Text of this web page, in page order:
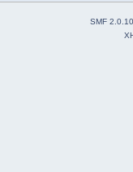
SMF 2.0.10